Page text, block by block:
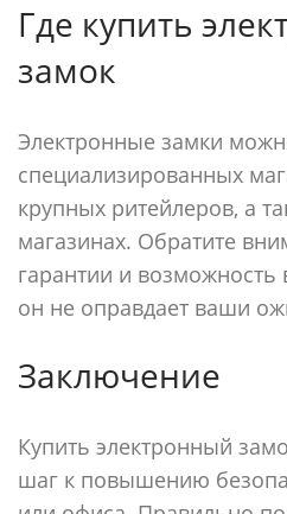
Где купить
замок
Электронные замки
специализированных
крупных ритейлеров, а
магазинах. Обратите
гарантии и возможность
он не оправдает ваши
Заключение
Купить электронный
шаг к повышению